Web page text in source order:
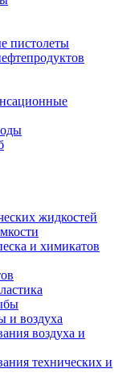
пистолеты
жидкостей
и химикатов
и воздуха
воздуха и
технических и